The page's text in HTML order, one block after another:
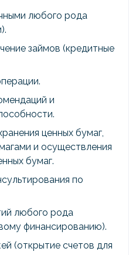
любого рода
займов (кредитные
и
ценных бумаг,
и осуществления
бумаг.
по
любого рода
финансированию).
(открытие счетов для